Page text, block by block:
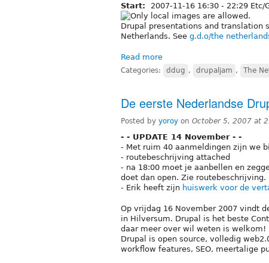
Start: 2007-11-16 16:30 - 22:29 Etc/
Drupal presentations and translation
Netherlands. See g.d.o/the
Read more
Categories: ddug , drupaljam , The
De eerste Nederlandse
Posted by yoroy on October 5, 2007 at
- - UPDATE 14 November - -
- Met ruim 40 aanmeldingen zijn we
- routebeschrijving attached
- na 18:00 moet je aanbellen en
doet dan open. Zie routebeschrijving.
- Erik heeft zijn huiswerk voor de
Op vrijdag 16 November 2007 vindt
in Hilversum. Drupal is het beste
daar meer over wil weten is welkom!
Drupal is open source, volledig
workflow features, SEO, meertalige